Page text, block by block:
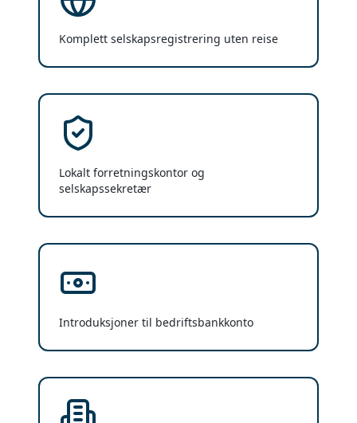
Komplett selskapsregistrering uten reise
Lokalt forretningskontor og
selskapssekretær
Introduksjoner til bedriftsbankkonto